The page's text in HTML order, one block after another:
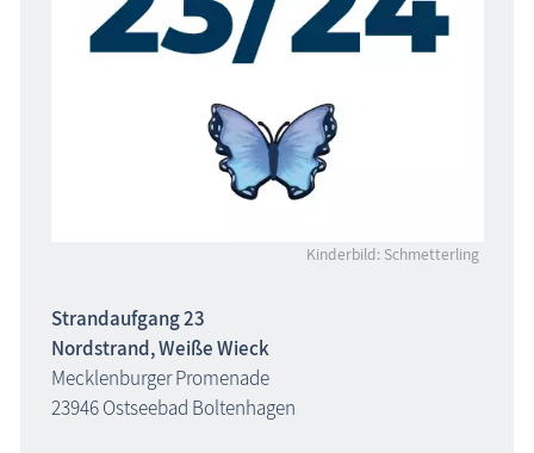
Kinderbild: Schmetterling
Strandaufgang 23
Nordstrand, Weiße Wieck
Mecklenburger Promenade
23946 Ostseebad Boltenhagen